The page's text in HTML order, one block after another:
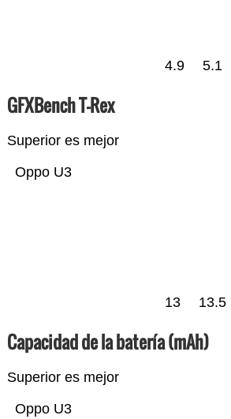
4.9 5.1
GFXBench T-Rex
Superior es mejor
Oppo U3
13 13.5
Capacidad de la batería (mAh)
Superior es mejor
Oppo U3